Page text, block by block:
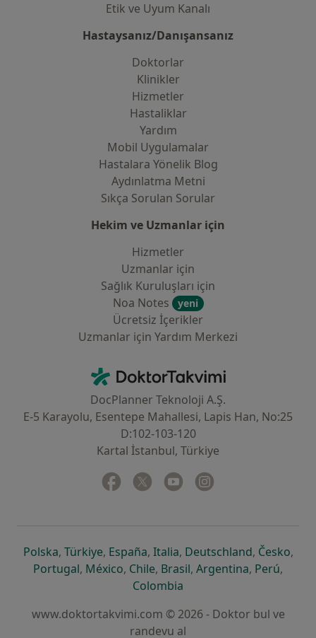
Etik ve Uyum Kanalı
Hastaysanız/Danışansanız
Doktorlar
Klinikler
Hizmetler
Hastaliklar
Yardım
Mobil Uygulamalar
Hastalara Yönelik Blog
Aydınlatma Metni
Sıkça Sorulan Sorular
Hekim ve Uzmanlar için
Hizmetler
Uzmanlar için
Sağlık Kuruluşları için
Noa Notes
yeni
Ücretsiz İçerikler
Uzmanlar için Yardım Merkezi
DoktorTakvimi - Ana Sayfa
DocPlanner Teknoloji A.Ş.
E-5 Karayolu, Esentepe Mahallesi, Lapis Han, No:25
D:102-103-120
Kartal İstanbul, Türkiye
Facebook
yeni bir sekmede açılır
Twitter
yeni bir sekmede açılır
Youtube
yeni bir sekmede açılır
Polskayeni bir sekmede açılır
, Türkiyeyeni bir sekmede açılır
, Españayeni bir sekmede açılır
, Italiayeni bir sekmede açılır
, Deutschlandyeni bir
, Českoyeni
,
Portugalyeni bir sekmede açılır
, Méxicoyeni bir sekmede açılır
, Chileyeni bir sekmede açılır
, Brasilyeni bir sekmede açılır
, Argentinayeni bir
, Perúyeni
,
Colombia
www.doktortakvimi.com © 2026 - Doktor bul ve
randevu al